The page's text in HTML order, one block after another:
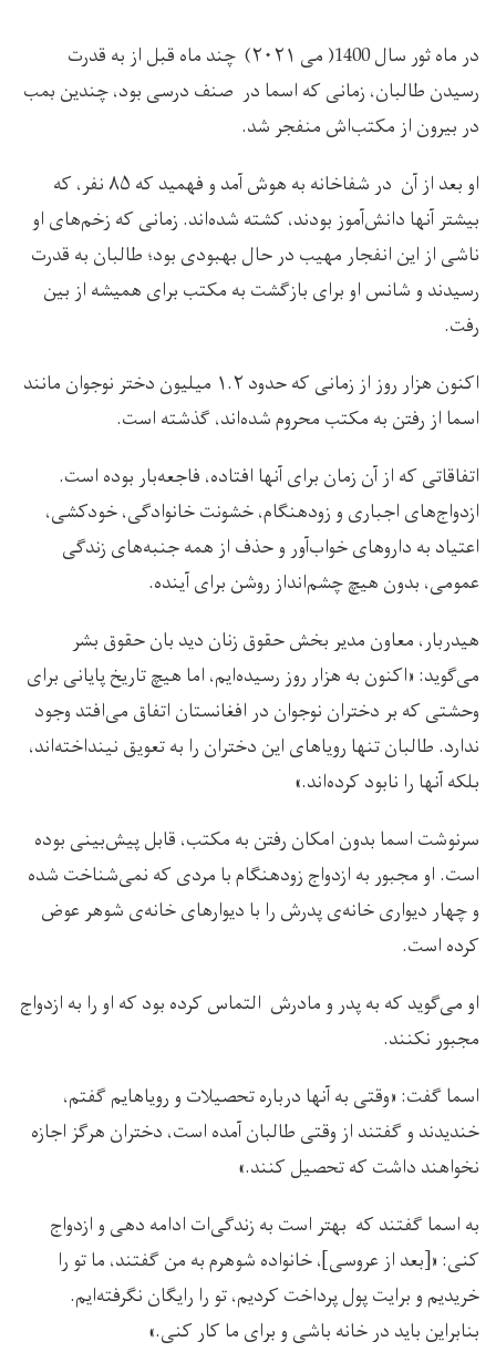
در ماه ثور سال 1400( می ۲۰۲۱) چند ماه قبل از به قدرت
رسیدن طالبان، زمانی که اسما در صنف درسی بود، چندین بمب‌
در بیرون از مکتب‌اش منفجر شد.
او بعد از آن در شفاخانه به هوش آمد و فهمید که ۸۵ نفر، که
بیشتر آنها دانش‌آموز بودند، کشته شده‌اند. زمانی که زخم‌های او
ناشی از این انفجار مهیب در حال بهبودی بود؛ طالبان به قدرت
رسیدند و شانس او برای بازگشت به مکتب برای همیشه از بین
رفت.
اکنون هزار روز از زمانی که حدود ۱.۲ میلیون دختر نوجوان مانند
اسما از رفتن به مکتب محروم شده‌اند، گذشته است.
اتفاقاتی که از آن زمان برای آنها افتاده، فاجعه‌بار بوده است.
ازدواج‌های اجباری و زودهنگام، خشونت خانوادگی، خودکشی،
اعتیاد به داروهای خواب‌آور و حذف از همه جنبه‌های زندگی
عمومی، بدون هیچ چشم‌انداز روشن برای آینده.
هیدربار، معاون مدیر بخش حقوق زنان دید بان حقوق بشر
می‌گوید: «اکنون به هزار روز رسیده‌ایم، اما هیچ تاریخ پایانی برای
وحشتی که بر دختران نوجوان در افغانستان اتفاق می‌افتد وجود
ندارد. طالبان تنها رویاهای این دختران را به تعویق نینداخته‌اند،
بلکه آنها را نابود کرده‌اند.»
سرنوشت اسما بدون امکان رفتن به مکتب، قابل پیش‌بینی بوده
است. او مجبور به ازدواج زودهنگام با مردی که نمی‌شناخت شده
و چهار دیواری خانه‌ی پدرش را با دیوارهای خانه‌ی شوهر عوض
کرده است.
او می‌گوید که به پدر و مادرش التماس کرده بود که او را به ازدواج
مجبور نکنند.
اسما گفت: «وقتی به آنها درباره تحصیلات و رویاهایم گفتم،
خندیدند و گفتند از وقتی طالبان آمده است، دختران هرگز اجازه
نخواهند داشت که تحصیل کنند.»
به اسما گفتند که بهتر است به زندگی‌ات ادامه دهی و ازدواج
کنی: «[بعد از عروسی]، خانواده شوهرم به من گفتند، ما تو را
خریدیم و برایت پول پرداخت کردیم، تو را رایگان نگرفته‌ایم.
بنابراین باید در خانه باشی و برای ما کار کنی.»